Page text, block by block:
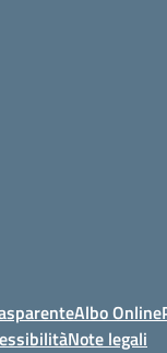
Albo Online
Note legali